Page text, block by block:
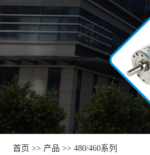
首页 >> 产品 >> 480/460系列